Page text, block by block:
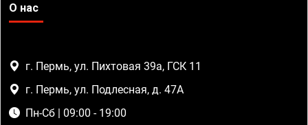
О нас
г. Пермь, ул. Пихтовая 39а, ГСК 11
г. Пермь, ул. Подлесная, д. 47А
Пн-Сб | 09:00 - 19:00